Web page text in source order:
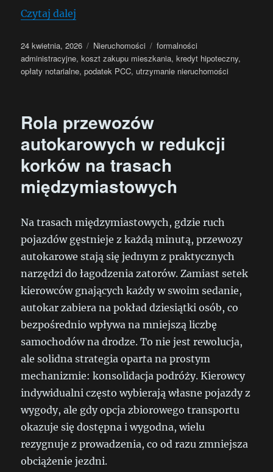
Czytaj dalej
Data
publikacji
24 kwietnia, 2026 Kategorie
Nieruchomości Tagi
formalności
administracyjne,koszt zakupu mieszkania,kredyt hipoteczny,
opłaty notarialne,podatek PCC,utrzymanie nieruchomości
Rola przewozów
autokarowych w redukcji
korków na trasach
międzymiastowych
Na trasach międzymiastowych, gdzie ruch
pojazdów gęstnieje z każdą minutą, przewozy
autokarowe stają się jednym z praktycznych
narzędzi do łagodzenia zatorów. Zamiast setek
kierowców gnających każdy w swoim sedanie,
autokar zabiera na pokład dziesiątki osób, co
bezpośrednio wpływa na mniejszą liczbę
samochodów na drodze. To nie jest rewolucja,
ale solidna strategia oparta na prostym
mechanizmie: konsolidacja podróży. Kierowcy
indywidualni często wybierają własne pojazdy z
wygody, ale gdy opcja zbiorowego transportu
okazuje się dostępna i wygodna, wielu
rezygnuje z prowadzenia, co od razu zmniejsza
obciążenie jezdni.